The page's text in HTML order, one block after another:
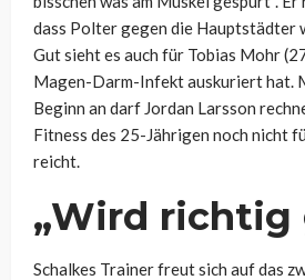
dass Polter gegen die Hauptstädter
Gut sieht es auch für Tobias Mohr
Magen-Darm-Infekt auskuriert hat.
Beginn an darf Jordan Larsson
Fitness des 25-Jährigen noch nicht
reicht.
„Wird richtig
Schalkes Trainer freut sich auf das